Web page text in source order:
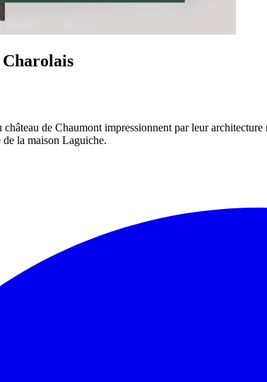
Charolais
de Chaumont impressionnent par leur
la maison Laguiche.